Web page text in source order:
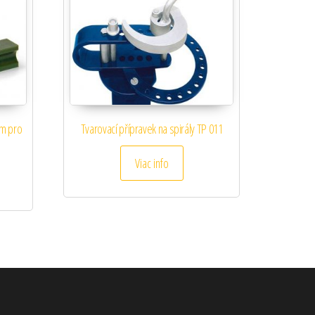
pro Tvarovací přípravek na spirály TP 011
Viac info